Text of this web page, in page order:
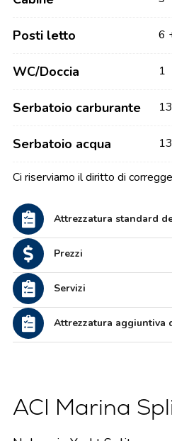
Posti letto 6
WC/Doccia 1
Serbatoio carburante
Serbatoio acqua
Ci riserviamo il diritto di
Attrezzatura standard
Prezzi
Servizi
Attrezzatura aggiuntiva
ACI Marina